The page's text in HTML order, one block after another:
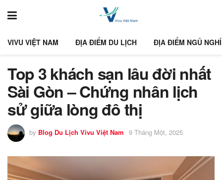
VIVU VIỆT NAM ĐỊA ĐIỂM DU LỊCH ĐỊA ĐIỂM NGỦ NGHỈ
Top 3 khách sạn lâu đời nhất
Sài Gòn – Chứng nhân lịch
sử giữa lòng đô thị
by Blog Du Lịch Vivu Việt Nam 9 Tháng Một, 2025